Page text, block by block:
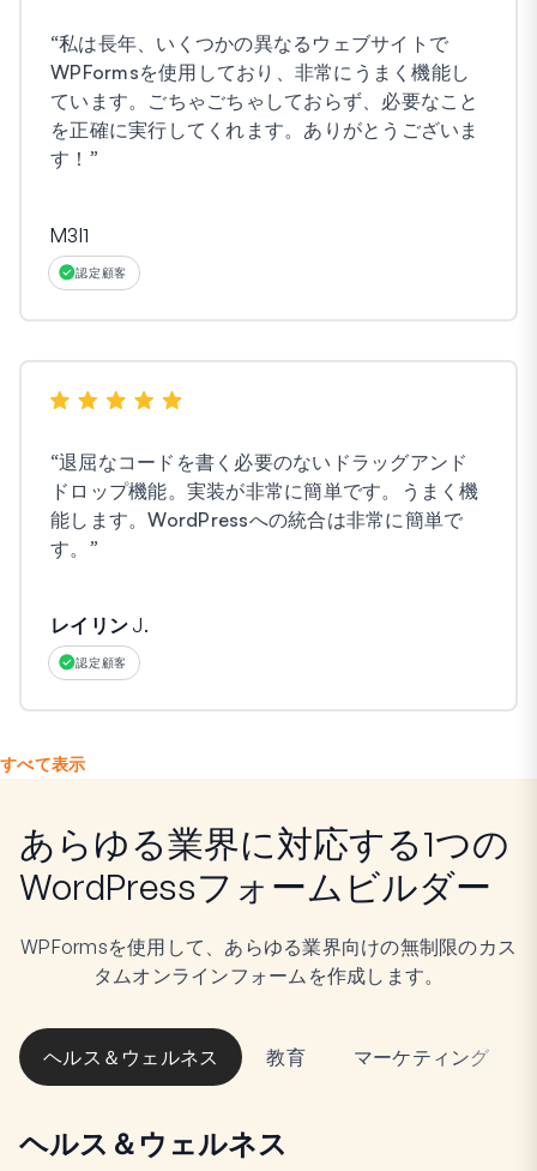
“私は長年、いくつかの異なるウェブサイトで
WPFormsを使用しており、非常にうまく機能し
ています。ごちゃごちゃしておらず、必要なこと
を正確に実行してくれます。ありがとうございま
す！ ”
M3l1
認定顧客
“退屈なコードを書く必要のないドラッグアンド
ドロップ機能。実装が非常に簡単です。うまく機
能します。WordPressへの統合は非常に簡単で
す。 ”
レイリン J.
認定顧客
すべて表示
あらゆる業界に対応する1つの
WordPressフォームビルダー
WPFormsを使用して、あらゆる業界向けの無制限のカス
タムオンラインフォームを作成します。
ヘルス＆ウェルネス 教育 マーケティング
ヘルス＆ウェルネス